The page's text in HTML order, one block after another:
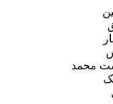
محمد